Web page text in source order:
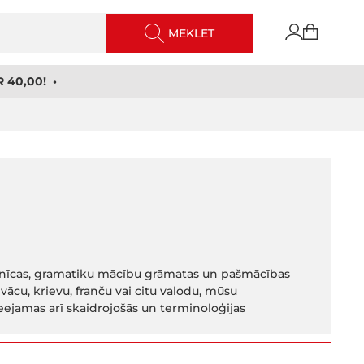
MEKLĒT
40,00! •
gramatiku mācību grāmatas un pašmācības
krievu, franču vai citu valodu, mūsu
arī skaidrojošās un terminoloģijas